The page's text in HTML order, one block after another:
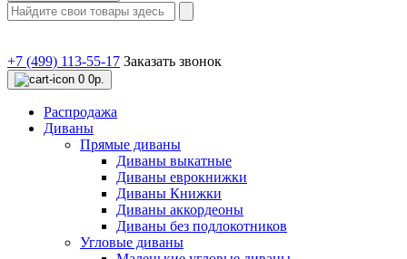
+7 (499) 113-55-17 Заказать звонок
0 0р.
Распродажа
Диваны
Прямые диваны
Диваны выкатные
Диваны еврокнижки
Диваны Книжки
Диваны аккордеоны
Диваны без подлокотников
Угловые диваны